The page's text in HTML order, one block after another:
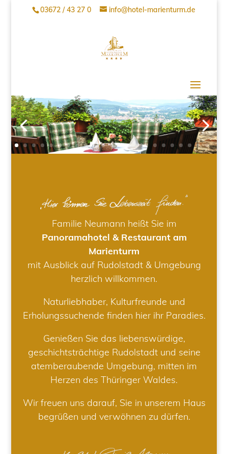
03672 / 43 27 0 info@hotel-marienturm.de
Familie Neumann heißt Sie im
Panoramahotel & Restaurant am
Marienturm
mit Ausblick auf Rudolstadt & Umgebung
herzlich willkommen.
Naturliebhaber, Kulturfreunde und
Erholungssuchende finden hier ihr Paradies.
Genießen Sie das liebenswürdige,
geschichtsträchtige Rudolstadt und seine
atemberaubende Umgebung, mitten im
Herzen des Thüringer Waldes.
Wir freuen uns darauf, Sie in unserem Haus
begrüßen und verwöhnen zu dürfen.